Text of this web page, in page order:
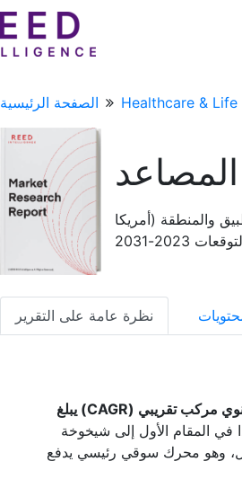
الصفحة الرئيسية Healthcare & Life
والمنطقة (أمريكا
2031
نظرة عامة على التقرير
نمو سنوي مركب تقريبي (CAGR) يبلغ
الملحوظ هذا في المقام الأول إلى شيخوخة
وهو محرك سوقي رئيسي يدفع